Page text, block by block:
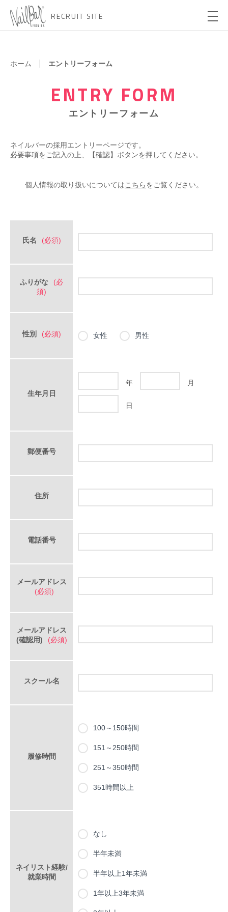
RECRUIT SITE
ホーム エントリーフォーム
ENTRY FORM
エントリーフォーム
ネイルバーの採用エントリーページです。
必要事項をご記入の上、【確認】ボタンを押してください。
個人情報の取り扱いについてはこちらをご覧ください。
氏名 (必須)
ふりがな
(必
須)
性別 (必須) 女性 男性
生年月日
年 月
日
郵便番号
住所
電話番号
メールアドレス
(必須)
メールアドレス
(確認用)
(必須)
スクール名
履修時間
100～150時間
151～250時間
251～350時間
351時間以上
ネイリスト経験/
就業時間
なし
半年未満
半年以上1年未満
1年以上3年未満